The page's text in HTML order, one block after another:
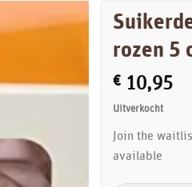
rozen 5
€10,95
Uitverkocht
Join the
available